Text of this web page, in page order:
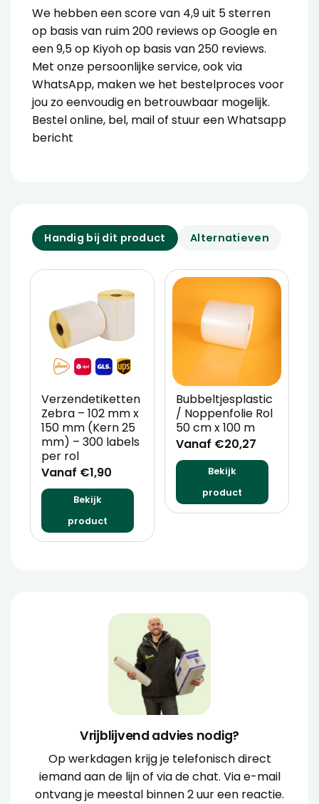
We hebben een score van 4,9 uit 5 sterren
op basis van ruim 200 reviews op Google en
een 9,5 op Kiyoh op basis van 250 reviews.
Met onze persoonlijke service, ook via
WhatsApp, maken we het bestelproces voor
jou zo eenvoudig en betrouwbaar mogelijk.
Bestel online, bel, mail of stuur een Whatsapp
bericht
Handig bij dit product Alternatieven
Verzendetiketten
Zebra – 102 mm x
150 mm (Kern 25
mm) – 300 labels
per rol
Vanaf €1,90
Bekijk
product
Bubbeltjesplastic
/ Noppenfolie Rol
50 cm x 100 m
Vanaf €20,27
Bekijk
product
Vrijblijvend advies nodig?
Op werkdagen krijg je telefonisch direct
iemand aan de lijn of via de chat. Via e-mail
ontvang je meestal binnen 2 uur een reactie.